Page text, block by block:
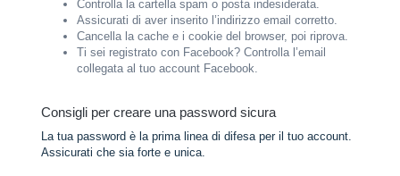
Controlla la cartella spam o posta indesiderata.
Assicurati di aver inserito l’indirizzo email corretto.
Cancella la cache e i cookie del browser, poi riprova.
Ti sei registrato con Facebook? Controlla l’email
collegata al tuo account Facebook.
Consigli per creare una password sicura
La tua password è la prima linea di difesa per il tuo account.
Assicurati che sia forte e unica.